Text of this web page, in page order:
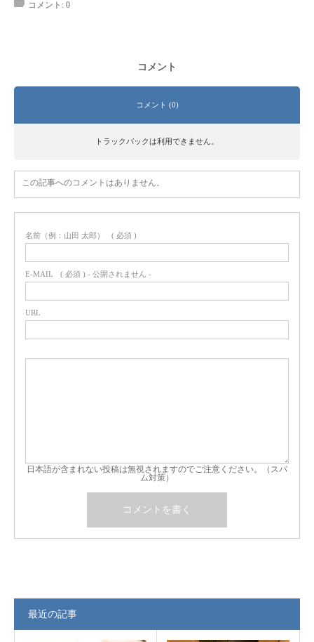
コメント: 0
コメント
コメント (0)
トラックバックは利用できません。
この記事へのコメントはありません。
名前（例：山田 太郎） ( 必須 )
E-MAIL ( 必須 ) - 公開されません -
URL
日本語が含まれない投稿は無視されますのでご注意ください。（スパ
ム対策）
最近の記事